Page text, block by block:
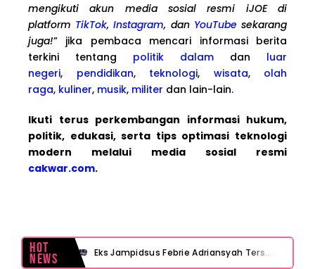
mengikuti akun media sosial resmi iJOE di
platform TikTok,Instagram, dan YouTubesekarang
juga!” jika pembaca mencari informasi berita
terkini tentang politik dalam dan luar
negeri, pendidikan, teknologi, wisata, olah
raga, kuliner, musik, militer dan lain-lain.
Ikuti terus perkembangan informasi hukum,
politik, edukasi, serta tips optimasi teknologi
modern melalui media sosial resmi
cakwar.com.
Hot
News Eks Jampidsus Febrie Adriansyah Tersangka Korupsi Asabri Tapi Masih Terima Gaji: Mengapa Begitu?